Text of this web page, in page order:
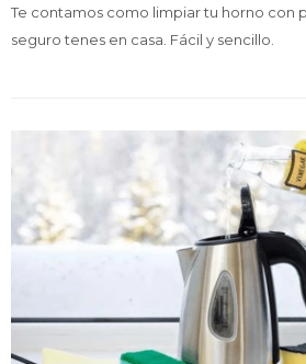
Te contamos como limpiar tu horno con
seguro tenes en casa. Fácil y sencillo.